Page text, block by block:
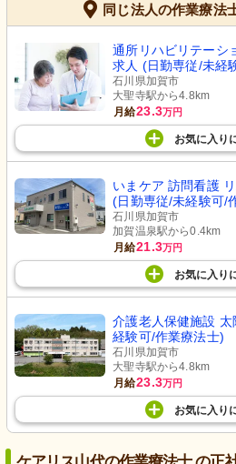
同じ法人の作業療法
通所リハビリテーシ
求人 (日勤専従/未経
石川県加賀市
大聖寺駅から4.8km
月給23.3万円
お気に入り
いまケア 訪問看護
(日勤専従/未経験可/
石川県加賀市
加賀温泉駅から0.4km
月給21.3万円
お気に入り
介護老人保健施設
経験可/作業療法士)
石川県加賀市
大聖寺駅から4.8km
月給23.3万円
お気に入り